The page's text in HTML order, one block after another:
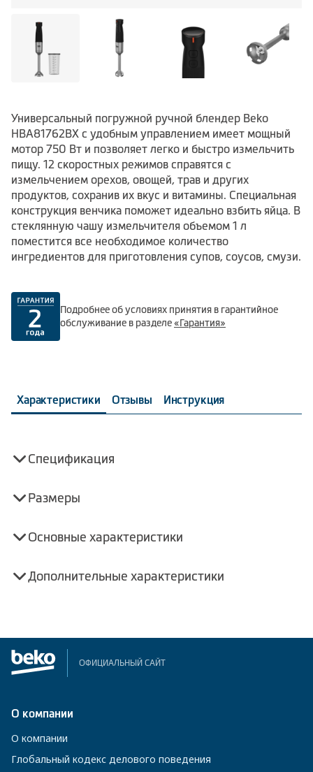
Универсальный погружной ручной блендер Beko
HBA81762BX с удобным управлением имеет мощный
мотор 750 Вт и позволяет легко и быстро измельчить
пищу. 12 скоростных режимов справятся с
измельчением орехов, овощей, трав и других
продуктов, сохранив их вкус и витамины. Специальная
конструкция венчика поможет идеально взбить яйца. В
стеклянную чашу измельчителя объемом 1 л
поместится все необходимое количество
ингредиентов для приготовления супов, соусов, смузи.
Подробнее об условиях принятия в гарантийное
обслуживание в разделе«Гарантия»
Характеристики Отзывы Инструкция
Спецификация
Размеры
Основные характеристики
Дополнительные характеристики
ОФИЦИАЛЬНЫЙ САЙТ
О компании
О компании
Глобальный кодекс делового поведения